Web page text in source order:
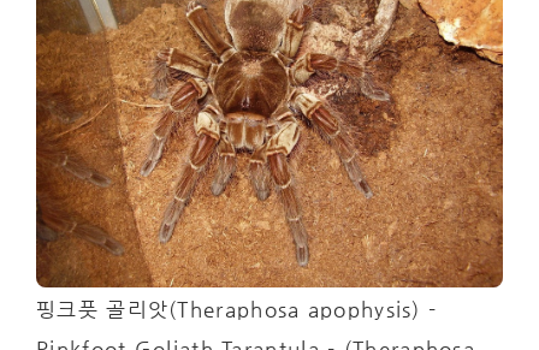
핑크풋 골리앗(Theraphosa apophysis) -